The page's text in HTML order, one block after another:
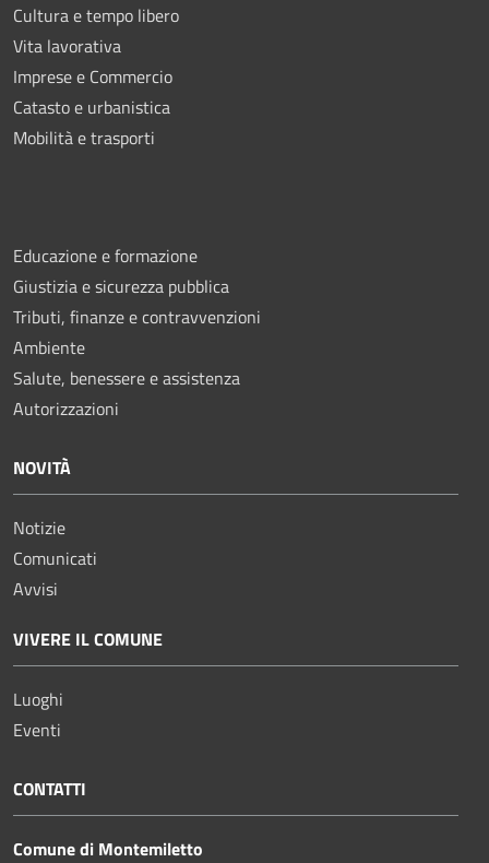
Cultura e tempo libero
Vita lavorativa
Imprese e Commercio
Catasto e urbanistica
Mobilità e trasporti
Educazione e formazione
Giustizia e sicurezza pubblica
Tributi, finanze e contravvenzioni
Ambiente
Salute, benessere e assistenza
Autorizzazioni
NOVITÀ
Notizie
Comunicati
Avvisi
VIVERE IL COMUNE
Luoghi
Eventi
CONTATTI
Comune di Montemiletto